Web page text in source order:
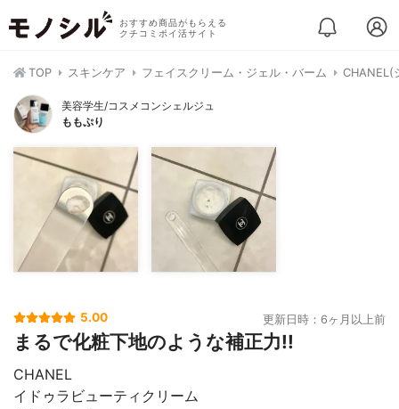
おすすめ商品がもらえる
クチコミポイ活サイト
TOP スキンケア フェイスクリーム・ジェル・バーム CHANEL(
美容学生/コスメコンシェルジュ
ももぷり
5.00 更新日時：6ヶ月以上前
まるで化粧下地のような補正力!!
CHANEL
イドゥラビューティクリーム